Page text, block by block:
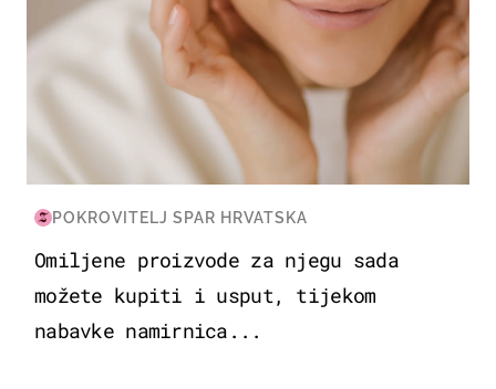
POKROVITELJ SPAR HRVATSKA
Omiljene proizvode za njegu sada
možete kupiti i usput, tijekom
nabavke namirnica...